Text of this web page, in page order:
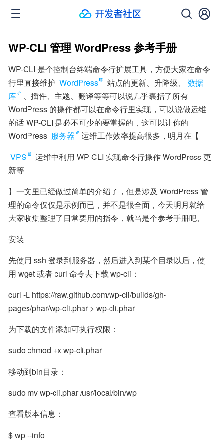
WP-CLI 管理 WordPress 参考手册
WP-CLI 是个控制台终端命令行扩展工具，方便大家在命令
行里直接维护 WordPress 站点的更新、升降级、
数据
库
、插件、主题、翻译等等可以说几乎囊括了所有
WordPress 的操作都可以在命令行里实现，可以说做运维
的话 WP-CLI 是必不可少的要掌握的，这可以让你的
WordPress 服务器
运维工作效率提高很多，明月在【
VPS
运维中利用 WP-CLI 实现命令行操作 WordPress 更
新等
】一文里已经做过简单的介绍了，但是涉及 WordPress 管
理的命令仅仅是示例而已，并不是很全面，今天明月就给
大家收集整理了日常要用的指令，就当是个参考手册吧。
安装
先使用 ssh 登录到服务器，然后进入到某个目录以后，使
用 wget 或者 curl 命令去下载 wp-cli：
curl -L https://raw.github.com/wp-cli/builds/gh-
pages/phar/wp-cli.phar > wp-cli.phar
为下载的文件添加可执行权限：
sudo chmod +x wp-cli.phar
移动到bin目录：
sudo mv wp-cli.phar /usr/local/bin/wp
查看版本信息：
$ wp --info